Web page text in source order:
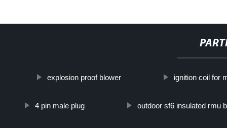
explosion proof blower ignition coil for
4 pin male plug outdoor sf6 insulated rmu